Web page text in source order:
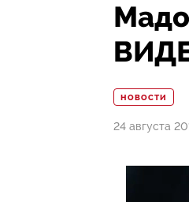
НОВОСТИ
24 августа